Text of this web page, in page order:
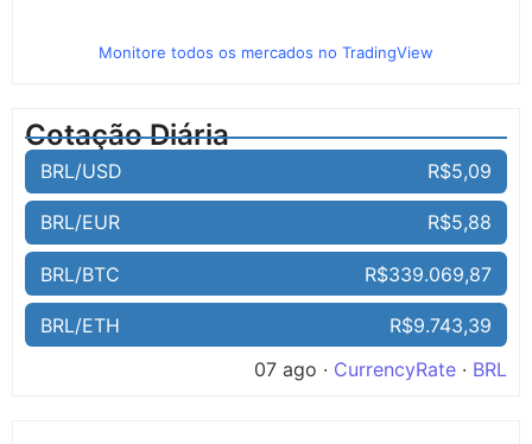
Monitore todos os mercados no TradingView
Cotação Diária
BRL/USD R$5,09
BRL/EUR R$5,88
BRL/BTC R$339.069,87
BRL/ETH
R$9.743,39
07 ago · CurrencyRate · BRL